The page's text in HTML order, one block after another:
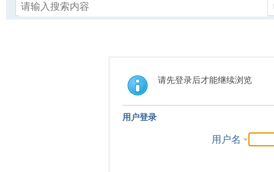
请先登录后才能继续浏览
用户登录
用户名